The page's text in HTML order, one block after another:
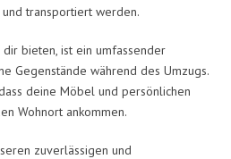
transportiert werden.
bieten, ist ein umfassender
Gegenstände während des Umzugs.
deine Möbel und persönlichen
Wohnort ankommen.
zuverlässigen und